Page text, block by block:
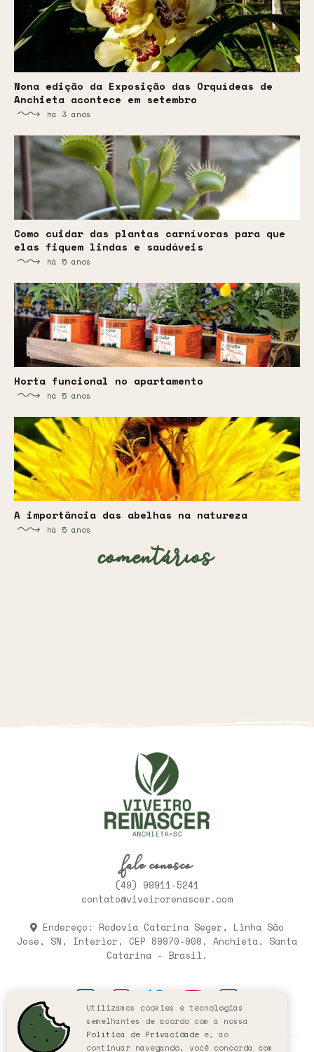
Nona edição da Exposição das Orquídeas de
Anchieta acontece em setembro
há 3 anos
Como cuidar das plantas carnívoras para que
elas fiquem lindas e saudáveis
há 5 anos
Horta funcional no apartamento
há 5 anos
A importância das abelhas na natureza
há 5 anos comentários
fale conosco
(49) 99911-5241
contato@viveirorenascer.com
Endereço: Rodovia Catarina Seger, Linha São
José, SN, Interior, CEP 89970-000, Anchieta, Santa
Catarina - Brasil.
Utilizamos cookies e tecnologias
semelhantes de acordo com a nossa
Política de Privacidade e, ao
continuar navegando, você concorda com